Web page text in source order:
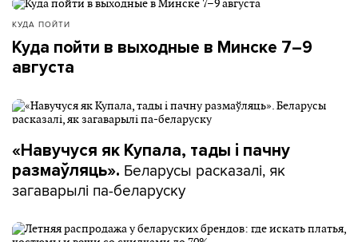
КУДА ПОЙТИ
Куда пойти в выходные в Минске 7–9
августа
«Навучуся як Купала, тады і пачну
размаўляць». Беларусы расказалі, як
загаварылі па-беларуску